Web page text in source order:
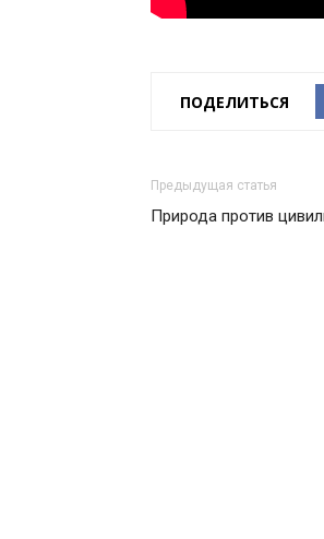
ПОДЕЛИТЬСЯ
Предыдущая статья
Природа против